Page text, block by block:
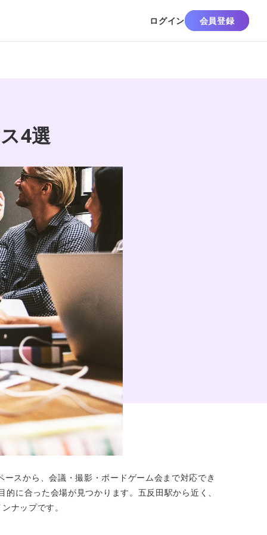
ログイン 会員登録
4選
スから、会議・撮影・ボードゲーム会まで対応でき
に合った会場が見つかります。五反田駅から近く、
ナップです。